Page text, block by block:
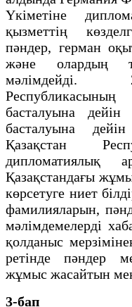
Үкiметiне
қызметтiң
пәндер, герман
және олардың
мәлiмдейдi. 2.
басталуына
басталуына
Қазақстан
дипломатиялық
Қазақстандағы
көрсетуге ниет
фамилияларын,
мәлiмдемелердi
қолданыс
ретiнде пәндер
жұмыс жасайтын
3-бап